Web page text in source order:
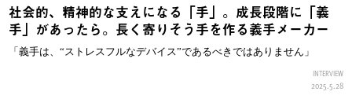
社会的、精神的な支えになる「手」。成長段階に「義
手」があったら。長く寄りそう手を作る義手メーカー
「義手は、“ストレスフルなデバイス”であるべきではありません」
INTERVIEW
2025.5.28